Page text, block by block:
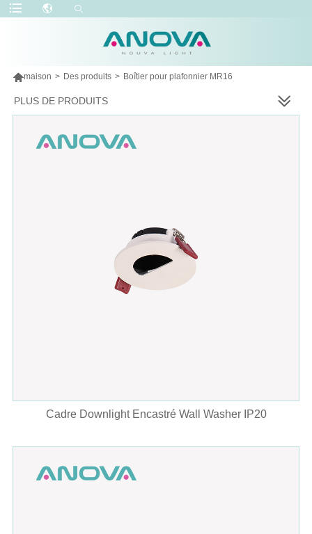
maison > Des produits > Boîtier pour plafonnier MR16
PLUS DE PRODUITS
Cadre Downlight Encastré Wall Washer IP20